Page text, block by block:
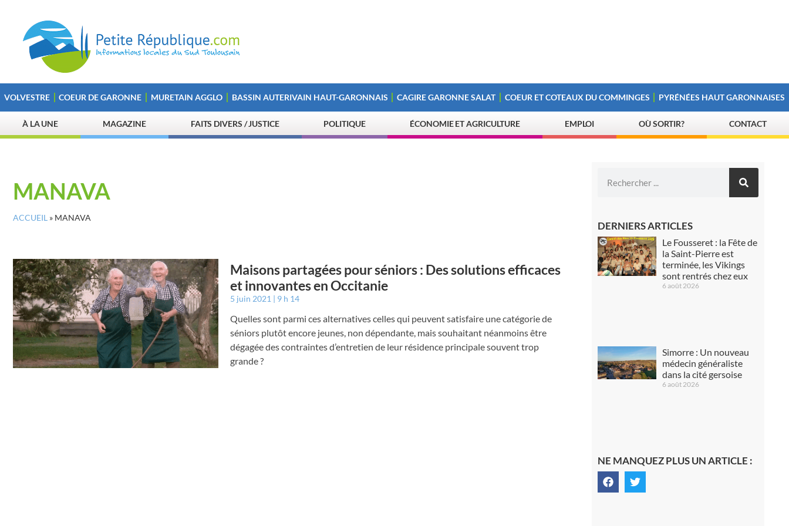
VOLVESTRE COEUR DE GARONNE MURETAIN AGGLO BASSIN AUTERIVAIN HAUT-GARONNAIS CAGIRE GARONNE SALAT COEUR ET COTEAUX DU COMMINGES PYRÉNÉES HAUT GARONNAISES
À LA UNE MAGAZINE FAITS DIVERS / JUSTICE POLITIQUE ÉCONOMIE ET AGRICULTURE EMPLOI OÙ SORTIR? CONTACT
MANAVA
ACCUEIL » MANAVA
Maisons partagées pour séniors : Des solutions efficaces
et innovantes en Occitanie
5 juin 2021 9 h 14
Quelles sont parmi ces alternatives celles qui peuvent satisfaire une catégorie de
séniors plutôt encore jeunes, non dépendante, mais souhaitant néanmoins être
dégagée des contraintes d’entretien de leur résidence principale souvent trop
grande ?
DERNIERS ARTICLES
Le Fousseret : la Fête de
la Saint-Pierre est
terminée, les Vikings
sont rentrés chez eux
6 août 2026
Simorre : Un nouveau
médecin généraliste
dans la cité gersoise
6 août 2026
NE MANQUEZ PLUS UN ARTICLE :